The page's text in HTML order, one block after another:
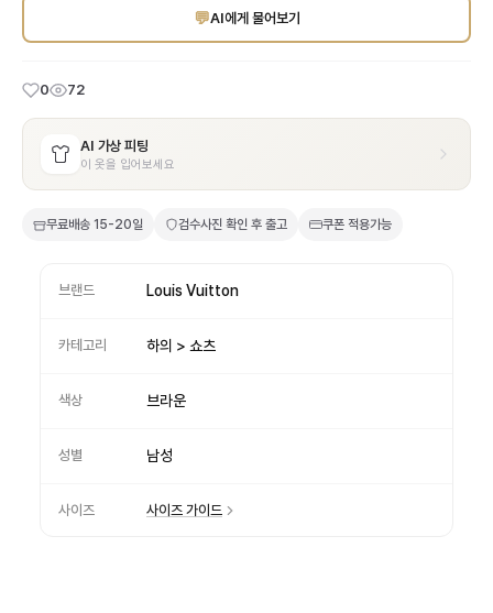
💬AI에게 물어보기
0 72
AI 가상 피팅
이 옷을 입어보세요
무료배송 15-20일 검수사진 확인 후 출고 쿠폰 적용가능
브랜드 Louis Vuitton
카테고리 하의 > 쇼츠
색상 브라운
성별 남성
사이즈 사이즈 가이드